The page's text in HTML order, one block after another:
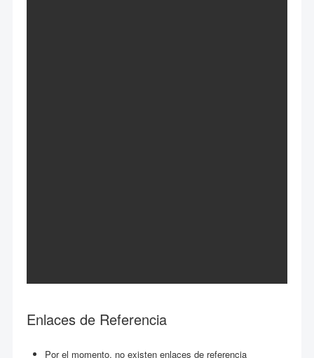
Enlaces de Referencia
Por el momento, no existen enlaces de referencia